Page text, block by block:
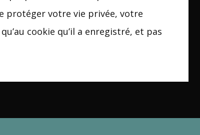
protéger votre vie privée, votre
cookie qu’il a enregistré, et pas